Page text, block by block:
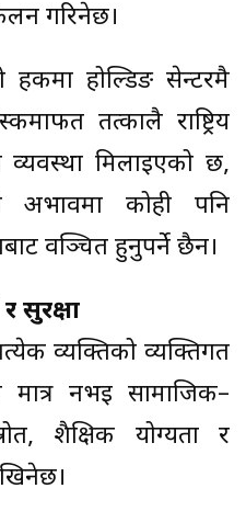
गरिनेछ।
हकमा होल्डिङ सेन्टरमै
तत्कालै राष्ट्रिय
व्यवस्था मिलाइएको छ,
अभावमा कोही पनि
वञ्चित हुनुपर्ने छैन।
सुरक्षा
व्यक्तिको व्यक्तिगत
मात्र नभई सामाजिक–
शैक्षिक योग्यता र